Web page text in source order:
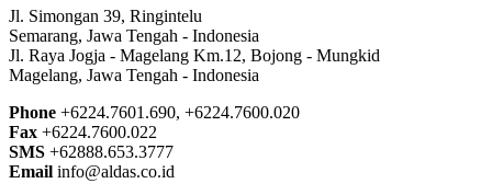
Jl. Simongan 39, Ringintelu
Semarang, Jawa Tengah - Indonesia
Jl. Raya Jogja - Magelang Km.12, Bojong - Mungkid
Magelang, Jawa Tengah - Indonesia
Phone +6224.7601.690, +6224.7600.020
Fax +6224.7600.022
SMS +62888.653.3777
Email info@aldas.co.id